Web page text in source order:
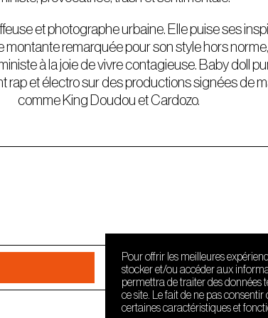
et photographe urbaine. Elle puise ses
montante remarquée pour son style hors
à la joie de vivre contagieuse. Baby doll
rap et électro sur des productions signées de
comme King Doudou et Cardozo.
Pour offrir les meilleures
stocker et/ou accéder aux
permettra de traiter des données
ce site. Le fait de ne pas
certaines caractéristiques et